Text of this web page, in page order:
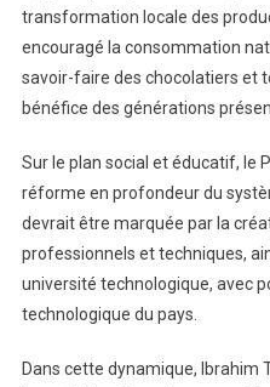
transformation locale des
encouragé la consommation
savoir-faire des chocolatiers et
bénéfice des générations
Sur le plan social et éducatif, le
réforme en profondeur du
devrait être marquée par la
professionnels et techniques,
université technologique, avec
technologique du pays.
Dans cette dynamique, Ibrahim